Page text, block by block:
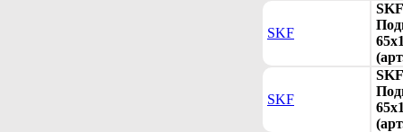
SKF
SKF